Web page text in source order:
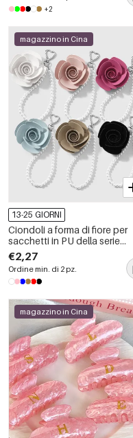
+2
magazzino in Cina
13-25 GIORNI
Ciondoli a forma di fiore per
sacchetti in PU della serie
Simple.
€2,27
Ordine min. di 2 pz.
magazzino in Cina